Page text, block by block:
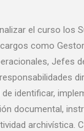
el curso los
como
Jefes
identificar,
documental,
archivística.